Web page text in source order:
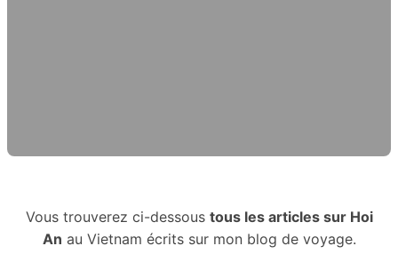
Vous trouverez ci-dessous tous les articles sur Hoi
An au Vietnam écrits sur mon blog de voyage.